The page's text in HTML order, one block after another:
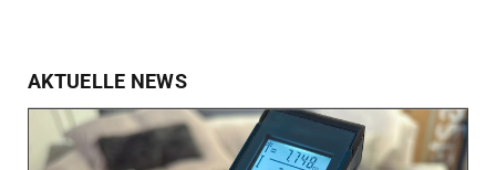
AKTUELLE NEWS